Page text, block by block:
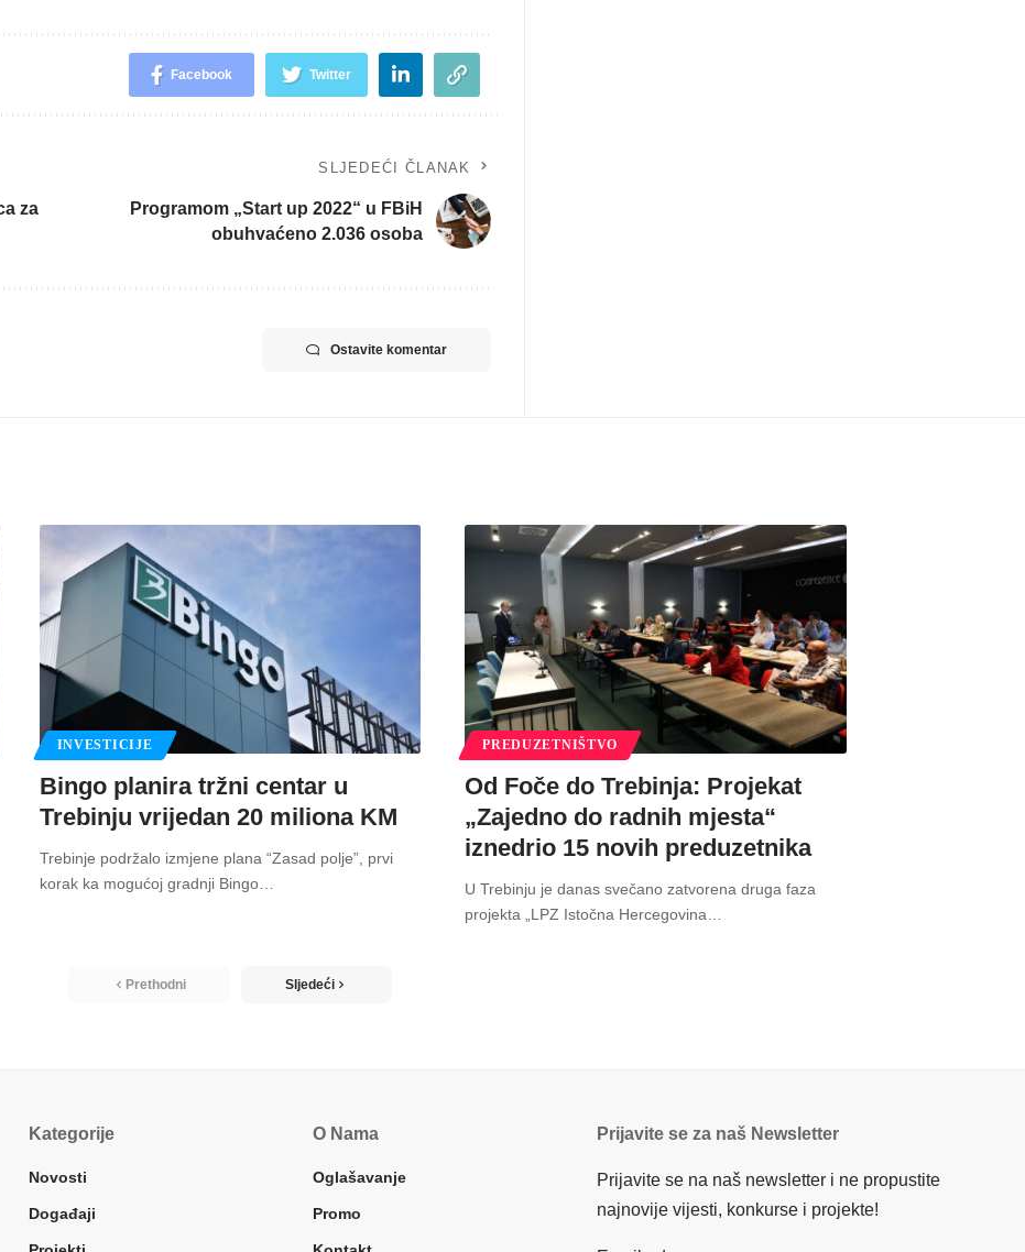
Facebook Twitter
za
SLJEDEĆI ČLANAK
Programom „Start up 2022“ u FBiH
obuhvaćeno 2.036 osoba
Ostavite komentar
INVESTICIJE
Bingo planira tržni centar u
Trebinju vrijedan 20 miliona KM
Trebinje podržalo izmjene plana “Zasad polje”, prvi
korak ka mogućoj gradnji Bingo…
PREDUZETNIŠTVO
Od Foče do Trebinja: Projekat
„Zajedno do radnih mjesta“
iznedrio 15 novih preduzetnika
U Trebinju je danas svečano zatvorena druga faza
projekta „LPZ Istočna Hercegovina
Prethodni Sljedeći
Kategorije
Novosti
Događaji
O Nama
Oglašavanje
Promo
Prijavite se za naš Newsletter
Prijavite se na naš newsletter i ne propustite
najnovije vijesti, konkurse i projekte!